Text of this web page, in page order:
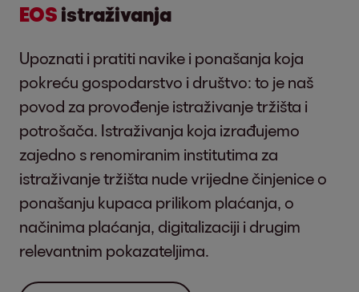
EOS istraživanja
Upoznati i pratiti navike i ponašanja koja
pokreću gospodarstvo i društvo: to je naš
povod za provođenje istraživanje tržišta i
potrošača. Istraživanja koja izrađujemo
zajedno s renomiranim institutima za
istraživanje tržišta nude vrijedne činjenice o
ponašanju kupaca prilikom plaćanja, o
načinima plaćanja, digitalizaciji i drugim
relevantnim pokazateljima.